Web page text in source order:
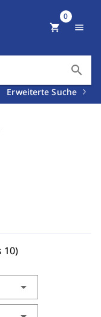
search
Erweiterte Suche
shopping_cart
0
menu
10)
arrow_drop_down